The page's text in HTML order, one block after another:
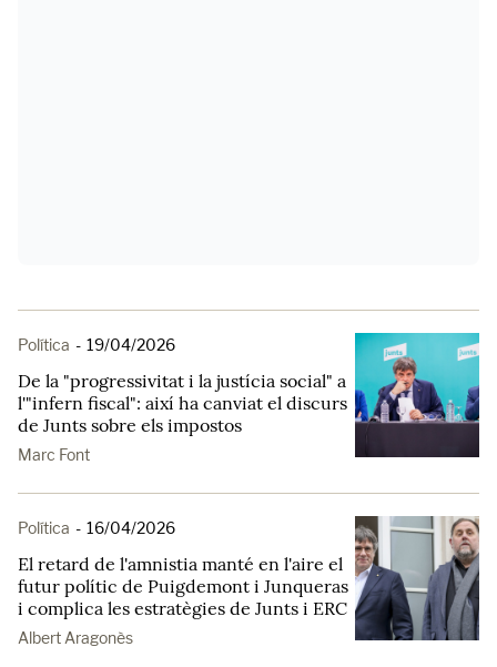
Política - 19/04/2026
De la "progressivitat i la justícia social" a
l'"infern fiscal": així ha canviat el discurs
de Junts sobre els impostos
Marc Font
Política - 16/04/2026
El retard de l'amnistia manté en l'aire el
futur polític de Puigdemont i Junqueras
i complica les estratègies de Junts i ERC
Albert Aragonès